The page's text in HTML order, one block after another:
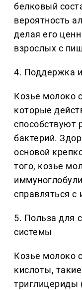
белковый
вероятность
делая его
взрослых с
4. Поддержка
Козье молоко
которые
способствуют
бактерий.
основой
того, козье
справляться
5. Польза для
системы
Козье молоко
кислоты,